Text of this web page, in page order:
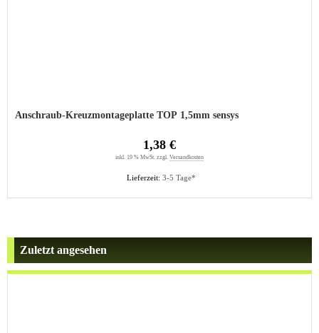
Anschraub-Kreuzmontageplatte TOP 1,5mm sensys
Lieferzeit: 3-5 Tage*
1,38 €
inkl. 19 % MwSt. zzgl. Versandkosten
Zuletzt angesehen